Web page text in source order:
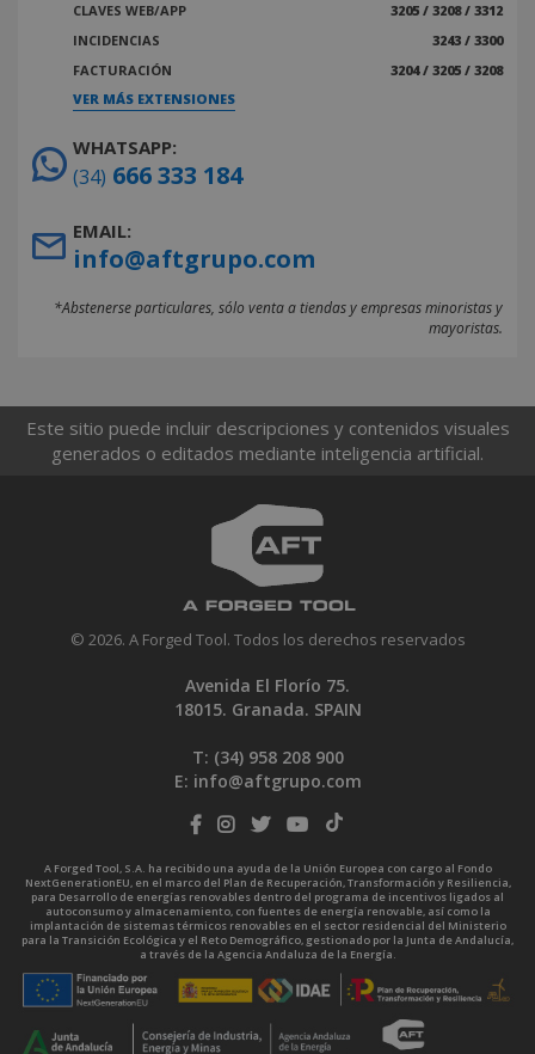
CLAVES WEB/APP
3205 / 3208 / 3312
INCIDENCIAS
3243 / 3300
FACTURACIÓN
3204 / 3205 / 3208
VER MÁS EXTENSIONES
WHATSAPP:
(34) 666 333 184
EMAIL:
info@aftgrupo.com
*Abstenerse particulares, sólo venta a tiendas y empresas minoristas y
mayoristas.
Este sitio puede incluir descripciones y contenidos visuales
generados o editados mediante inteligencia artificial.
© 2026. A Forged Tool. Todos los derechos reservados
Avenida El Florío 75.
18015. Granada. SPAIN
T: (34) 958 208 900
E: info@aftgrupo.com
A Forged Tool, S.A. ha recibido una ayuda de la Unión Europea con cargo al Fondo
NextGenerationEU, en el marco del Plan de Recuperación, Transformación y Resiliencia,
para Desarrollo de energías renovables dentro del programa de incentivos ligados al
autoconsumo y almacenamiento, con fuentes de energía renovable, así como la
implantación de sistemas térmicos renovables en el sector residencial del Ministerio
para la Transición Ecológica y el Reto Demográfico, gestionado por la Junta de Andalucía,
a través de la Agencia Andaluza de la Energía.